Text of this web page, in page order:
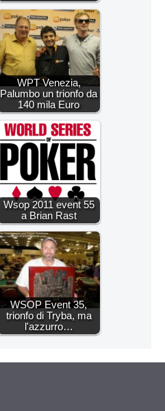
WPT Venezia,
Palumbo un trionfo da
140 mila Euro
Wsop 2011 event 55
a Brian Rast
WSOP Event 35,
trionfo di Tryba, ma
l'azzurro…